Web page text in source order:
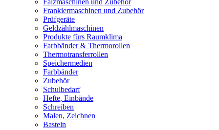
Falzmaschinen und Zubehör
Frankiermaschinen und Zubehör
Prüfgeräte
Geldzählmaschinen
Produkte fürs Raumklima
Farbbänder & Thermorollen
Thermotransferrollen
Speichermedien
Farbbänder
Zubehör
Schulbedarf
Hefte, Einbände
Schreiben
Malen, Zeichnen
Basteln